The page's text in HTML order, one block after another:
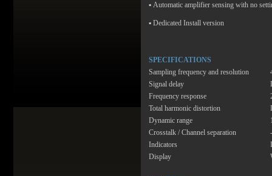
▪ Automatic amplifier sensing with no
▪ Dedicated Install version
SPECIFICATIONS
Sampling frequency and resolution
Signal delay
Frequency response
Total harmonic distortion
Dynamic range
Crosstalk / Channel separation
Indicators
Display